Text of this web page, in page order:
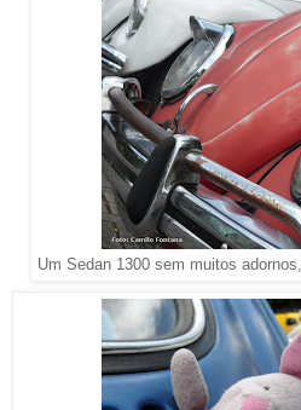
Um Sedan 1300 sem muitos